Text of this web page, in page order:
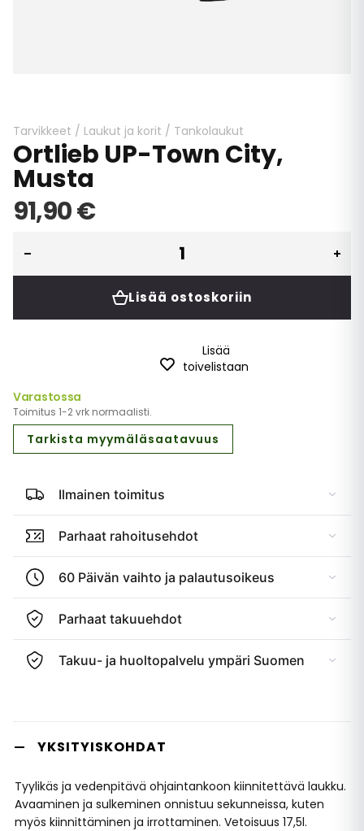
beginning
of
the
images
Tarvikkeet / Laukut ja korit / Tankolaukut
Ortlieb UP-Town City,
Musta
91,90 €
Lisää ostoskoriin
Lisää
toivelistaan
Varastossa
Toimitus 1-2 vrk normaalisti.
Tarkista myymäläsaatavuus
Ilmainen toimitus
Parhaat rahoitusehdot
60 Päivän vaihto ja palautusoikeus
Parhaat takuuehdot
Takuu- ja huoltopalvelu ympäri Suomen
YKSITYISKOHDAT
Tyylikäs ja vedenpitävä ohjaintankoon kiinnitettävä laukku.
Avaaminen ja sulkeminen onnistuu sekunneissa, kuten
myös kiinnittäminen ja irrottaminen. Vetoisuus 17,5l.